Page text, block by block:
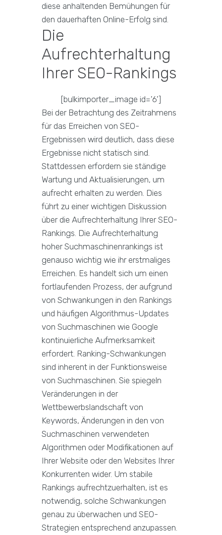
diese anhaltenden Bemühungen für
den dauerhaften Online-Erfolg sind.
Die
Aufrechterhaltung
Ihrer SEO-Rankings
[bulkimporter_image id='6']
Bei der Betrachtung des Zeitrahmens
für das Erreichen von SEO-
Ergebnissen wird deutlich, dass diese
Ergebnisse nicht statisch sind.
Stattdessen erfordern sie ständige
Wartung und Aktualisierungen, um
aufrecht erhalten zu werden. Dies
führt zu einer wichtigen Diskussion
über die Aufrechterhaltung Ihrer SEO-
Rankings. Die Aufrechterhaltung
hoher Suchmaschinenrankings ist
genauso wichtig wie ihr erstmaliges
Erreichen. Es handelt sich um einen
fortlaufenden Prozess, der aufgrund
von Schwankungen in den Rankings
und häufigen Algorithmus-Updates
von Suchmaschinen wie Google
kontinuierliche Aufmerksamkeit
erfordert. Ranking-Schwankungen
sind inherent in der Funktionsweise
von Suchmaschinen. Sie spiegeln
Veränderungen in der
Wettbewerbslandschaft von
Keywords, Änderungen in den von
Suchmaschinen verwendeten
Algorithmen oder Modifikationen auf
Ihrer Website oder den Websites Ihrer
Konkurrenten wider. Um stabile
Rankings aufrechtzuerhalten, ist es
notwendig, solche Schwankungen
genau zu überwachen und SEO-
Strategien entsprechend anzupassen.